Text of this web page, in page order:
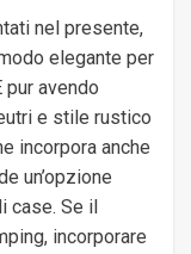
nel presente,
elegante per
avendo
e stile rustico
incorpora anche
un’opzione
case. Se il
incorporare